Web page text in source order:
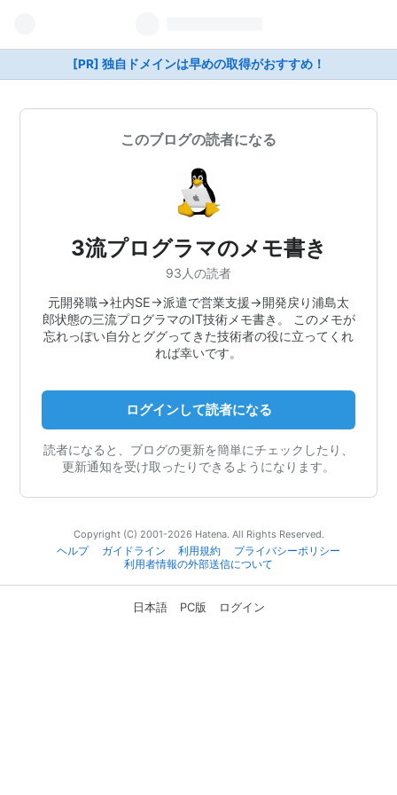
[PR] 独自ドメインは早めの取得がおすすめ！
このブログの読者になる
3流プログラマのメモ書き
93人の読者
元開発職→社内SE→派遣で営業支援→開発戻り浦島太
郎状態の三流プログラマのIT技術メモ書き。 このメモが
忘れっぽい自分とググってきた技術者の役に立ってくれ
れば幸いです。
ログインして読者になる
読者になると、ブログの更新を簡単にチェックしたり、
更新通知を受け取ったりできるようになります。
Copyright (C) 2001-2026 Hatena. All Rights Reserved.
ヘルプ
ガイドライン 利用規約
プライバシーポリシー
利用者情報の外部送信について
日本語 PC版 ログイン